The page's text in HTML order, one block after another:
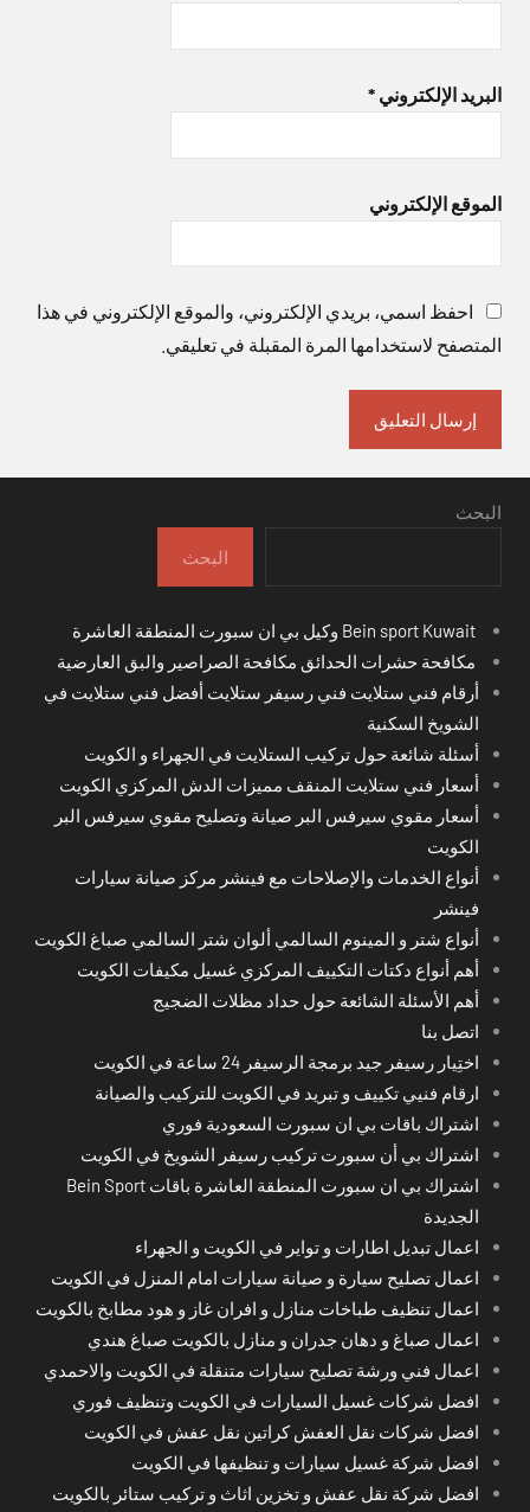
البريد الإلكتروني *
الموقع الإلكتروني
احفظ اسمي، بريدي الإلكتروني، والموقع الإلكتروني في هذا
المتصفح لاستخدامها المرة المقبلة في تعليقي.
البحث
البحث
مكافحة حشرات الحدائق مكافحة الصراصير والبق العارضية
أرقام فني ستلايت فني رسيفر ستلايت أفضل فني ستلايت في
الشويخ السكنية
أسئلة شائعة حول تركيب الستلايت في الجهراء و الكويت
أسعار فني ستلايت المنقف مميزات الدش المركزي الكويت
أسعار مقوي سيرفس البر صيانة وتصليح مقوي سيرفس البر
الكويت
أنواع الخدمات والإصلاحات مع فينشر مركز صيانة سيارات
فينشر
أنواع شتر و المينوم السالمي ألوان شتر السالمي صباغ الكويت
أهم أنواع دكتات التكييف المركزي غسيل مكيفات الكويت
أهم الأسئلة الشائعة حول حداد مظلات الضجيج
اتصل بنا
اختِيار رسيفر جيد برمجة الرسيفر 24 ساعة في الكويت
ارقام فنيي تكييف و تبريد في الكويت للتركيب والصيانة
اشتراك باقات بي ان سبورت السعودية فوري
اشتراك بي أن سبورت تركيب رسيفر الشويخ في الكويت
اشتراك بي ان سبورت المنطقة العاشرة باقات Bein Sport
الجديدة
اعمال تبديل اطارات و تواير في الكويت و الجهراء
اعمال تصليح سيارة و صيانة سيارات امام المنزل في الكويت
اعمال تنظيف طباخات منازل و افران غاز و هود مطابخ بالكويت
اعمال صباغ و دهان جدران و منازل بالكويت صباغ هندي
اعمال فني ورشة تصليح سيارات متنقلة في الكويت والاحمدي
افضل شركات غسيل السيارات في الكويت وتنظيف فوري
افضل شركات نقل العفش كراتين نقل عفش في الكويت
افضل شركة غسيل سيارات و تنظيفها في الكويت
افضل شركة نقل عفش و تخزين اثاث و تركيب ستائر بالكويت